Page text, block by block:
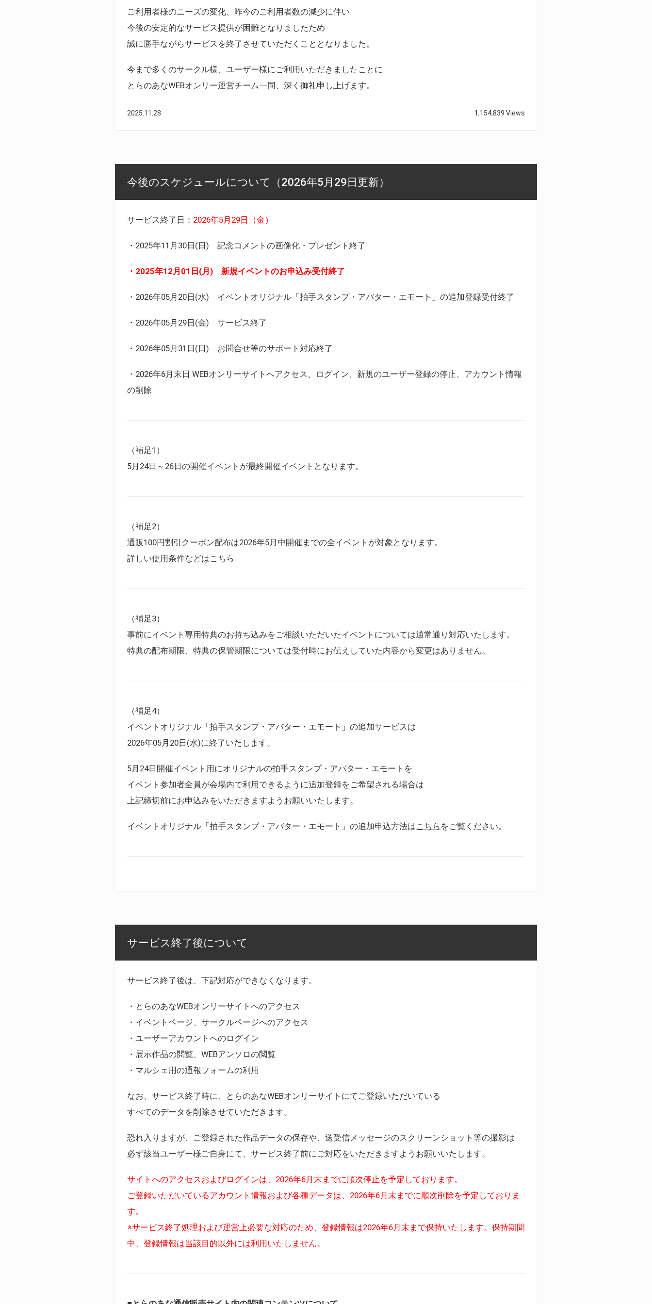
ご利用者様のニーズの変化、昨今のご利用者数の減少に伴い
今後の安定的なサービス提供が困難となりましたため
誠に勝手ながらサービスを終了させていただくこととなりました。
今まで多くのサークル様、ユーザー様にご利用いただきましたことに
とらのあなWEBオンリー運営チーム一同、深く御礼申し上げます。
2025.11.28 1,154,839 Views
今後のスケジュールについて（2026年5月29日更新）
サービス終了日： 2026年5月29日（金）
・2025年11月30日(日) 記念コメントの画像化・プレゼント終了
・2025年12月01日(月) 新規イベントのお申込み受付終了
・2026年05月20日(水) イベントオリジナル「拍手スタンプ・アバター・エモート」の追加登録受付終了
・2026年05月29日(金) サービス終了
・2026年05月31日(日) お問合せ等のサポート対応終了
・2026年6月末日 WEBオンリーサイトへアクセス、ログイン、新規のユーザー登録の停止、アカウント情報
の削除
（補足1）
5月24日～26日の開催イベントが最終開催イベントとなります。
（補足2）
通販100円割引クーポン配布は2026年5月中開催までの全イベントが対象となります。
詳しい使用条件などはこちら
（補足3）
事前にイベント専用特典のお持ち込みをご相談いただいたイベントについては通常通り対応いたします。
特典の配布期限、特典の保管期限については受付時にお伝えしていた内容から変更はありません。
（補足4）
イベントオリジナル「拍手スタンプ・アバター・エモート」の追加サービスは
2026年05月20日(水)に終了いたします。
5月24日開催イベント用にオリジナルの拍手スタンプ・アバター・エモートを
イベント参加者全員が会場内で利用できるように追加登録をご希望される場合は
上記締切前にお申込みをいただきますようお願いいたします。
イベントオリジナル「拍手スタンプ・アバター・エモート」の追加申込方法はこちら をご覧ください。
サービス終了後について
サービス終了後は、下記対応ができなくなります。
・とらのあなWEBオンリーサイトへのアクセス
・イベントページ、サークルページへのアクセス
・ユーザーアカウントへのログイン
・展示作品の閲覧、WEBアンソロの閲覧
・マルシェ用の通報フォームの利用
なお、サービス終了時に、とらのあなWEBオンリーサイトにてご登録いただいている
すべてのデータを削除させていただきます。
恐れ入りますが、ご登録された作品データの保存や、送受信メッセージのスクリーンショット等の撮影は
必ず該当ユーザー様ご自身にて、サービス終了前にご対応をいただきますようお願いいたします。
サイトへのアクセスおよびログインは、2026年6月末までに順次停止を予定しております。
ご登録いただいているアカウント情報および各種データは、2026年6月末までに順次削除を予定しておりま
す。
※サービス終了処理および運営上必要な対応のため、登録情報は2026年6月末まで保持いたします。保持期間
中、登録情報は当該目的以外には利用いたしません。